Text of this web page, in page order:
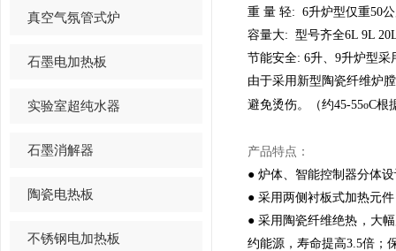
真空气氛管式炉
石墨电加热板
实验室超纯水器
石墨消解器
陶瓷电热板
不锈钢电加热板
重 量 轻: 6升炉型仅重50
容量大: 型号齐全6L 9L
节能安全: 6升、9升炉型采
由于采用新型陶瓷纤维炉
避免烫伤。（约45-55oC根
产品特点：
● 炉体、智能控制器分体
● 采用两侧衬板式加热元
● 采用陶瓷纤维绝热，大
约能源，寿命提高3.5倍；